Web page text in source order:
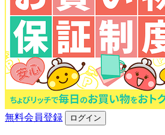
無料会員登録 ログイン